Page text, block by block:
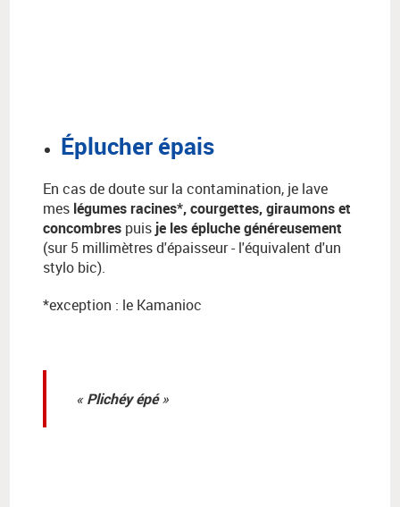
Éplucher épais
En cas de doute sur la contamination, je lave
mes légumes racines*, courgettes, giraumons et
concombres puis je les épluche généreusement
(sur 5 millimètres d'épaisseur - l'équivalent d'un
stylo bic).
*exception : le Kamanioc
Plichéy épé